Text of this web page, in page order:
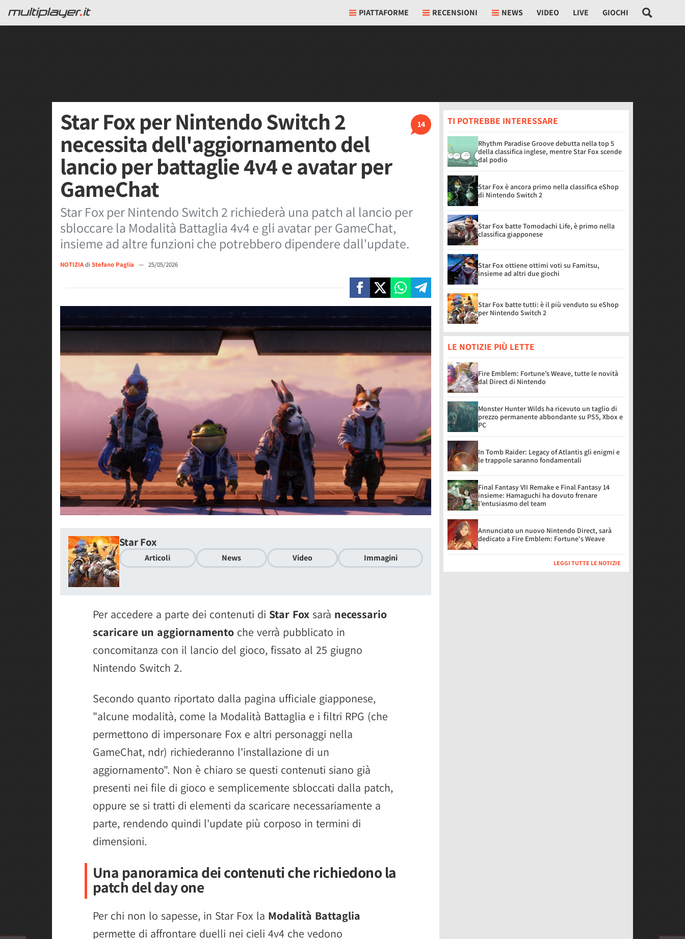
PIATTAFORME RECENSIONI NEWS VIDEO LIVE GIOCHI
14
Star Fox per Nintendo Switch 2
necessita dell'aggiornamento del
lancio per battaglie 4v4 e avatar per
GameChat
Star Fox per Nintendo Switch 2 richiederà una patch al lancio per
sbloccare la Modalità Battaglia 4v4 e gli avatar per GameChat,
insieme ad altre funzioni che potrebbero dipendere dall'update.
NOTIZIAdi Stefano Paglia — 25/05/2026
Star Fox
Articoli News Video Immagini
Per accedere a parte dei contenuti di Star Fox sarà necessario
scaricare un aggiornamento che verrà pubblicato in
concomitanza con il lancio del gioco, fissato al 25 giugno
Nintendo Switch 2.
Secondo quanto riportato dalla pagina ufficiale giapponese,
"alcune modalità, come la Modalità Battaglia e i filtri RPG (che
permettono di impersonare Fox e altri personaggi nella
GameChat, ndr) richiederanno l'installazione di un
aggiornamento". Non è chiaro se questi contenuti siano già
presenti nei file di gioco e semplicemente sbloccati dalla patch,
oppure se si tratti di elementi da scaricare necessariamente a
parte, rendendo quindi l'update più corposo in termini di
dimensioni.
Una panoramica dei contenuti che richiedono la
patch del day one
Per chi non lo sapesse, in Star Fox la Modalità Battaglia
permette di affrontare duelli nei cieli 4v4 che vedono
TI POTREBBE INTERESSARE
Rhythm Paradise Groove debutta nella top 5
della classifica inglese, mentre Star Fox scende
dal podio
Star Fox è ancora primo nella classifica eShop
di Nintendo Switch 2
Star Fox batte Tomodachi Life, è primo nella
classifica giapponese
Star Fox ottiene ottimi voti su Famitsu,
insieme ad altri due giochi
Star Fox batte tutti: è il più venduto su eShop
per Nintendo Switch 2
LE NOTIZIE PIÙ LETTE
Fire Emblem: Fortune’s Weave, tutte le novità
dal Direct di Nintendo
Monster Hunter Wilds ha ricevuto un taglio di
prezzo permanente abbondante su PS5, Xbox e
PC
In Tomb Raider: Legacy of Atlantis gli enigmi e
le trappole saranno fondamentali
Final Fantasy VII Remake e Final Fantasy 14
insieme: Hamaguchi ha dovuto frenare
l’entusiasmo del team
Annunciato un nuovo Nintendo Direct, sarà
dedicato a Fire Emblem: Fortune's Weave
LEGGI TUTTE LE NOTIZIE